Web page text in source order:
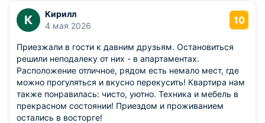
К
Кирилл
4 мая 2026
10
Приезжали в гости к давним друзьям. Остановиться
решили неподалеку от них - в апартаментах.
Расположение отличное, рядом есть немало мест, где
можно прогуляться и вкусно перекусить! Квартира нам
также понравилась: чисто, уютно. Техника и мебель в
прекрасном состоянии! Приездом и проживанием
остались в восторге!